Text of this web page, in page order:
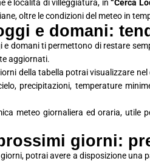
e località di villeggiatura, in“Cerca
oltre le condizioni del meteo in
e domani:
e domani ti permettono di restare
aggiornati.
della tabella potrai visualizzare
precipitazioni, temperature
meteo giornaliera ed oraria, utile
giorni:
potrai avere a disposizione una